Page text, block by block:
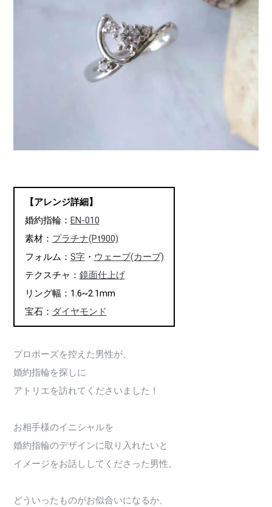
【アレンジ詳細】
婚約指輪： EN-010
素材： プラチナ(Pt900)
フォルム： S字・ ウェーブ(カーブ)
テクスチャ： 鏡面仕上げ
リング幅：1.6~2.1mm
宝石： ダイヤモンド
プロポーズを控えた男性が、
婚約指輪を探しに
アトリエを訪れてくださいました！
お相手様のイニシャルを
婚約指輪のデザインに取り入れたいと
イメージをお話ししてくださった男性。
どういったものがお似合いになるか、